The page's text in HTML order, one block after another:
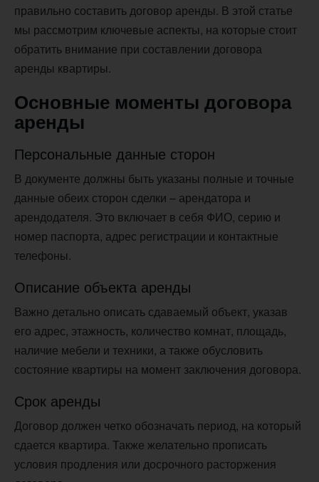
правильно составить договор аренды. В этой статье
мы рассмотрим ключевые аспекты, на которые стоит
обратить внимание при составлении договора
аренды квартиры.
Основные моменты договора
аренды
Персональные данные сторон
В документе должны быть указаны полные и точные
данные обеих сторон сделки – арендатора и
арендодателя. Это включает в себя ФИО, серию и
номер паспорта, адрес регистрации и контактные
телефоны.
Описание объекта аренды
Важно детально описать сдаваемый объект, указав
его адрес, этажность, количество комнат, площадь,
наличие мебели и техники, а также обусловить
состояние квартиры на момент заключения договора.
Срок аренды
Договор должен четко обозначать период, на который
сдается квартира. Также желательно прописать
условия продления или досрочного расторжения